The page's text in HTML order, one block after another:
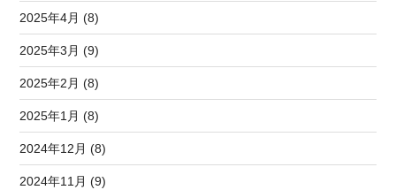
2025年4月 (8)
2025年3月 (9)
2025年2月 (8)
2025年1月 (8)
2024年12月 (8)
2024年11月 (9)